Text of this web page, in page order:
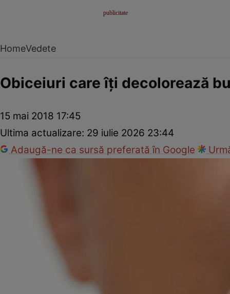
HomeVedete
Obiceiuri care îţi decolorează
15 mai 2018 17:45
Ultima actualizare: 29 iulie 2026 23:44
Adaugă-ne ca sursă preferată în Google